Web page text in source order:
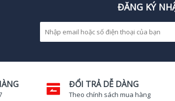
ĐĂNG KÝ
ĐỔI TRẢ DỄ DÀNG
Theo chính sách mua hàng